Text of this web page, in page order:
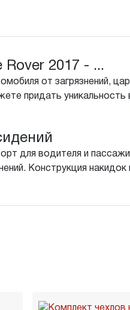
2017 - ...
от загрязнений,
придать
для водителя и
Конструкция накидок